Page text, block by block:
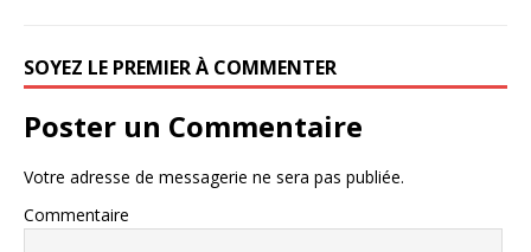
SOYEZ LE PREMIER À COMMENTER
Poster un Commentaire
Votre adresse de messagerie ne sera pas publiée.
Commentaire